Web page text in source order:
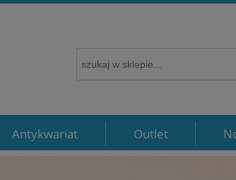
Antykwariat Outlet